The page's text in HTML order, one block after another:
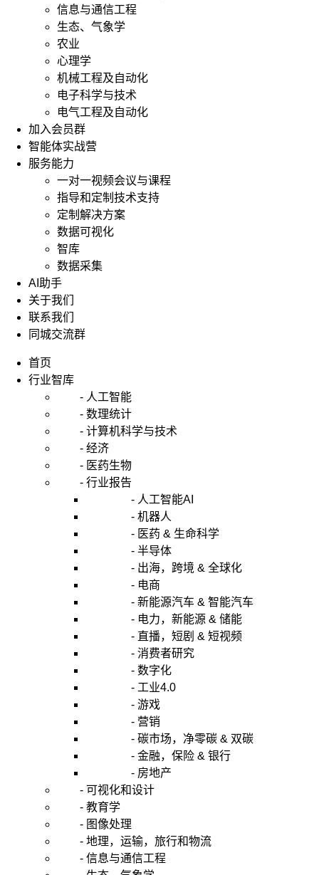
信息与通信工程
生态、气象学
农业
心理学
机械工程及自动化
电子科学与技术
电气工程及自动化
加入会员群
智能体实战营
服务能力
一对一视频会议与课程
指导和定制技术支持
定制解决方案
数据可视化
智库
数据采集
AI助手
关于我们
联系我们
同城交流群
首页
行业智库
- 人工智能
- 数理统计
- 计算机科学与技术
- 经济
- 医药生物
- 行业报告
- 人工智能AI
- 机器人
- 医药 & 生命科学
- 半导体
- 出海，跨境 & 全球化
- 电商
- 新能源汽车 & 智能汽车
- 电力，新能源 & 储能
- 直播，短剧 & 短视频
- 消费者研究
- 数字化
- 工业4.0
- 游戏
- 营销
- 碳市场，净零碳 & 双碳
- 金融，保险 & 银行
- 房地产
- 可视化和设计
- 教育学
- 图像处理
- 地理，运输，旅行和物流
- 信息与通信工程